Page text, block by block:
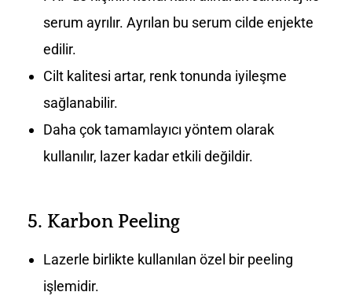
serum ayrılır. Ayrılan bu serum cilde enjekte
edilir.
Cilt kalitesi artar, renk tonunda iyileşme
sağlanabilir.
Daha çok tamamlayıcı yöntem olarak
kullanılır, lazer kadar etkili değildir.
5. Karbon Peeling
Lazerle birlikte kullanılan özel bir peeling
işlemidir.